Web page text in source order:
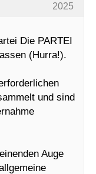
2025
Die PARTEI
(Hurra!).
und sind
Auge